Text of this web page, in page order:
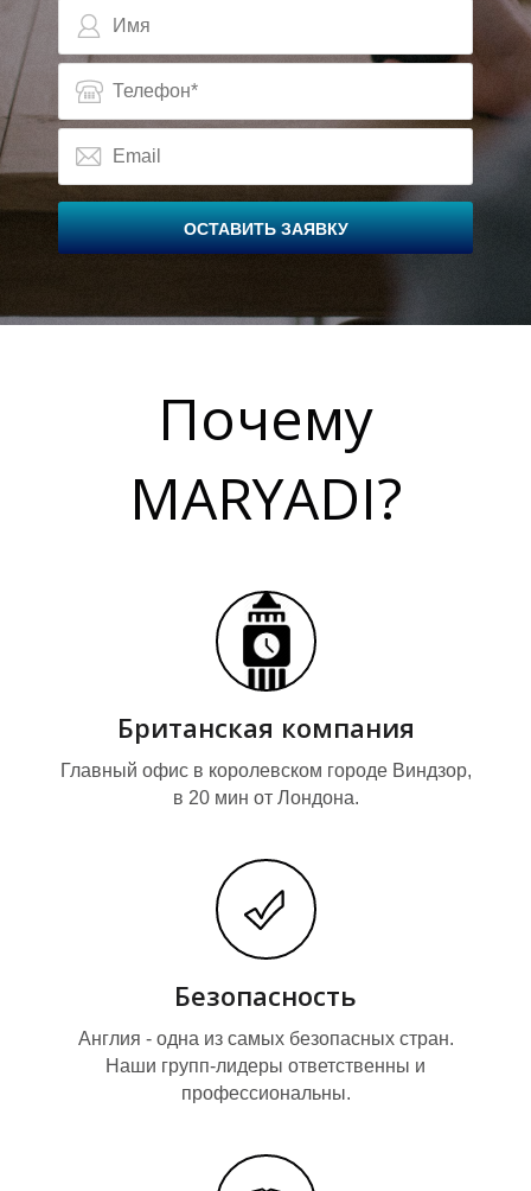
ОСТАВИТЬ ЗАЯВКУ
Почему
MARYADI?
Британская компания
Главный офис в королевском городе Виндзор,
в 20 мин от Лондона.
Безопасность
Англия - одна из самых безопасных стран.
Наши групп-лидеры ответственны и
профессиональны.